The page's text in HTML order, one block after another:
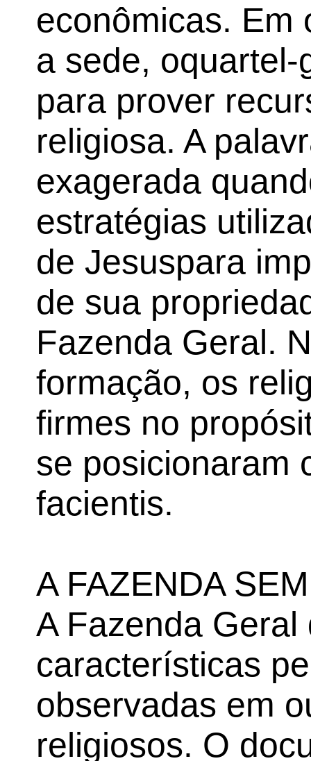
econômicas. Em
a sede,
para prover
religiosa. A
exagerada
estratégias
de Jesuspara
de sua
Fazenda Geral.
formação, os
firmes no
se posicionaram
facientis.
A FAZENDA
A Fazenda
características
observadas em
religiosos. O